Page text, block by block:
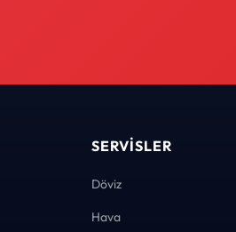
SERVISLER
Döviz
Hava